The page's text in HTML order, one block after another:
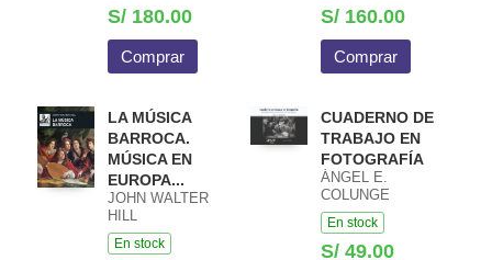
S/ 180.00
Comprar
S/ 160.00
Comprar
LA MÚSICA
BARROCA.
MÚSICA EN
EUROPA...
JOHN WALTER
HILL
En stock
CUADERNO DE
TRABAJO EN
FOTOGRAFÍA
ÁNGEL E.
COLUNGE
En stock
S/ 49.00